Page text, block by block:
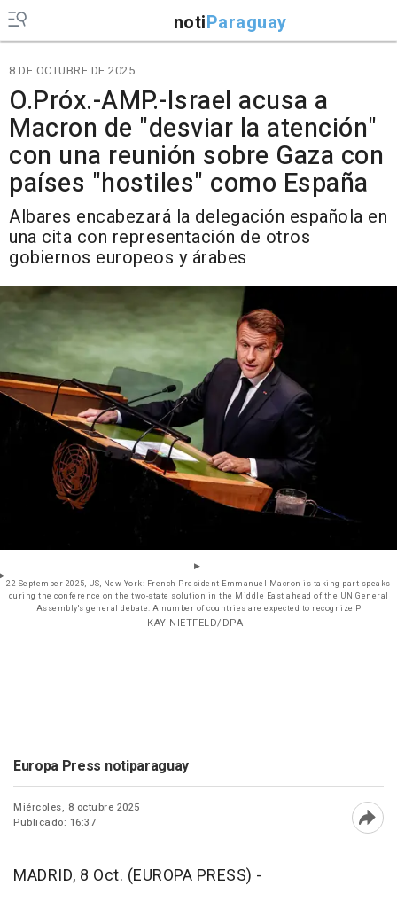
notiParaguay
8 DE OCTUBRE DE 2025
O.Próx.-AMP.-Israel acusa a
Macron de "desviar la atención"
con una reunión sobre Gaza con
países "hostiles" como España
Albares encabezará la delegación española en
una cita con representación de otros
gobiernos europeos y árabes
22 September 2025, US, New York: French President Emmanuel Macron is taking part speaks
during the conference on the two-state solution in the Middle East ahead of the UN General
Assembly's general debate. A number of countries are expected to recognize P
- KAY NIETFELD/DPA
Europa Press notiparaguay
Miércoles, 8 octubre 2025
Publicado: 16:37
MADRID, 8 Oct. (EUROPA PRESS) -